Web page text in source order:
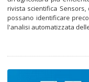
rivista scientifica
possano identificare
l'analisi automatizzata